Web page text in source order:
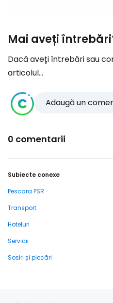
Mai aveți
Dacă aveți întrebări sau
articolul...
Adaugă un
0 comentarii
Subiecte conexe
Pescara PSR
Transport
Hoteluri
Servicii
Sosiri și plecări